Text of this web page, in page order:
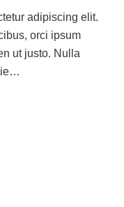
adipiscing elit.
orci ipsum
ut justo. Nulla